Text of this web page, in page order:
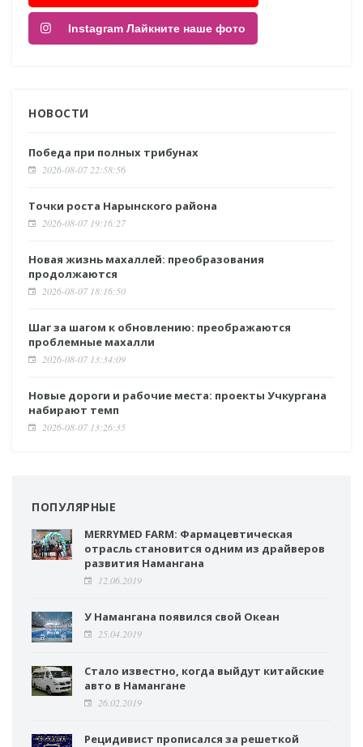
Instagram Лайкните наше фото
НОВОСТИ
Победа при полных трибунах
2026-08-07 22:58:56
Точки роста Нарынского района
2026-08-07 19:16:27
Новая жизнь махаллей: преобразования
продолжаются
2026-08-07 18:16:50
Шаг за шагом к обновлению: преображаются
проблемные махалли
2026-08-07 13:34:09
Новые дороги и рабочие места: проекты Учкургана
набирают темп
2026-08-07 13:26:35
ПОПУЛЯРНЫЕ
MERRYMED FARM: Фармацевтическая
отрасль становится одним из драйверов
развития Намангана
12.06.2019
У Намангана появился свой Океан
25.04.2019
Стало известно, когда выйдут китайские
авто в Намангане
26.02.2019
Рецидивист прописался за решеткой